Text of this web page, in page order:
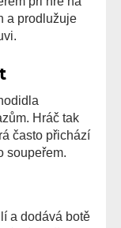
a prodlužuje
Hráč tak
často přichází
soupeřem.
a dodává botě